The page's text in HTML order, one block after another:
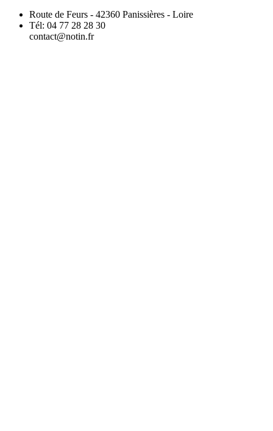
Route de Feurs - 42360 Panissières - Loire
Tél: 04 77 28 28 30
contact@notin.fr